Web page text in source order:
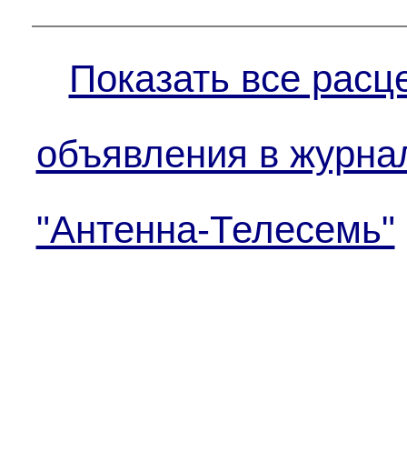
Показать все
объявления в
"Антенна-Телесемь"